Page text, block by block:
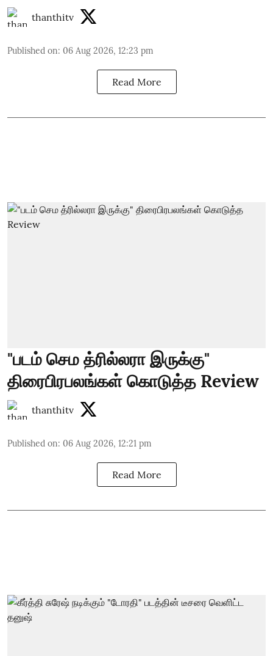
thanthitv
Published on: 06 Aug 2026, 12:23 pm
Read More
"படம் செம த்ரில்லரா இருக்கு"
திரைபிரபலங்கள் கொடுத்த Review
thanthitv
Published on: 06 Aug 2026, 12:21 pm
Read More